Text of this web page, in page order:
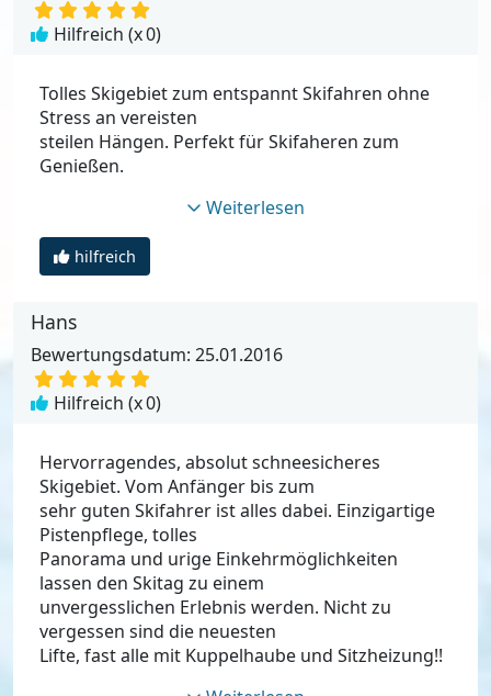
Hilfreich (x0)
Tolles Skigebiet zum entspannt Skifahren ohne
Stress an vereisten
steilen Hängen. Perfekt für Skifaheren zum
Genießen.
Weiterlesen
hilfreich
Hans
Bewertungsdatum: 25.01.2016
Hilfreich (x0)
Hervorragendes, absolut schneesicheres
Skigebiet. Vom Anfänger bis zum
sehr guten Skifahrer ist alles dabei. Einzigartige
Pistenpflege, tolles
Panorama und urige Einkehrmöglichkeiten
lassen den Skitag zu einem
unvergesslichen Erlebnis werden. Nicht zu
vergessen sind die neuesten
Lifte, fast alle mit Kuppelhaube und Sitzheizung!!